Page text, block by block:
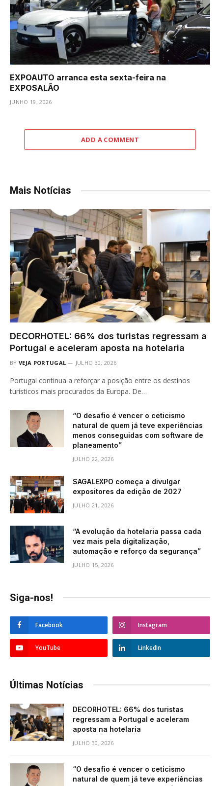
EXPOAUTO arranca esta sexta-feira na
EXPOSALÃO
JUNHO 19, 2026
ADD A COMMENT
Mais Notícias
DECORHOTEL: 66% dos turistas regressam a
Portugal e aceleram aposta na hotelaria
BY VEJA PORTUGAL JULHO 30, 2026
Portugal continua a reforçar a posição entre os destinos
turísticos mais procurados da Europa. De…
“O desafio é vencer o ceticismo
natural de quem já teve experiências
menos conseguidas com software de
planeamento”
JULHO 22, 2026
SAGALEXPO começa a divulgar
expositores da edição de 2027
JULHO 21, 2026
“A evolução da hotelaria passa cada
vez mais pela digitalização,
automação e reforço da segurança”
JULHO 15, 2026
Siga-nos!
Facebook Instagram
YouTube LinkedIn
Últimas Notícias
DECORHOTEL: 66% dos turistas
regressam a Portugal e aceleram
aposta na hotelaria
JULHO 30, 2026
“O desafio é vencer o ceticismo
natural de quem já teve experiências